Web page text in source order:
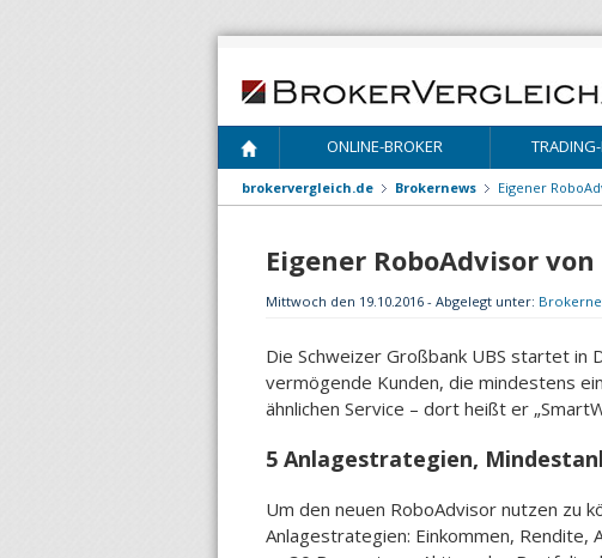
ONLINE-BROKER
brokervergleich.de Brokernews Eigener
Eigener RoboAdvisor von
Mittwoch den 19.10.2016 - Abgelegt unter:
Die Schweizer Großbank UBS startet in
vermögende Kunden, die mindestens
ähnlichen Service – dort heißt er
5 Anlagestrategien,
Um den neuen RoboAdvisor nutzen zu
Anlagestrategien: Einkommen, Rendite,